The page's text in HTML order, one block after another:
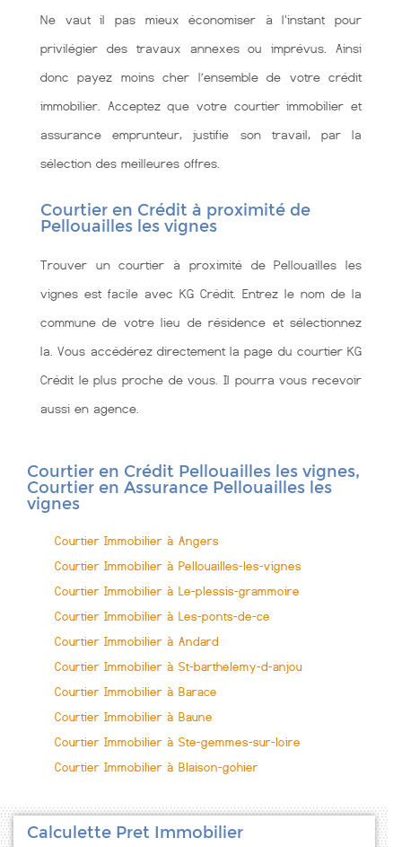
Ne vaut il pas mieux économiser à l'instant pour
privilégier des travaux annexes ou imprévus. Ainsi
donc payez moins cher l’ensemble de votre crédit
immobilier. Acceptez que votre courtier immobilier et
assurance emprunteur, justifie son travail, par la
sélection des meilleures offres.
Courtier en Crédit à proximité de
Pellouailles les vignes
Trouver un courtier à proximité de Pellouailles les
vignes est facile avec KG Crédit. Entrez le nom de la
commune de votre lieu de résidence et sélectionnez
la. Vous accédérez directement la page du courtier KG
Crédit le plus proche de vous. Il pourra vous recevoir
aussi en agence.
Courtier en Crédit Pellouailles les vignes,
Courtier en Assurance Pellouailles les
vignes
Courtier Immobilier à Angers
Courtier Immobilier à Pellouailles-les-vignes
Courtier Immobilier à Le-plessis-grammoire
Courtier Immobilier à Les-ponts-de-ce
Courtier Immobilier à Andard
Courtier Immobilier à St-barthelemy-d-anjou
Courtier Immobilier à Barace
Courtier Immobilier à Baune
Courtier Immobilier à Ste-gemmes-sur-loire
Courtier Immobilier à Blaison-gohier
Calculette Pret Immobilier